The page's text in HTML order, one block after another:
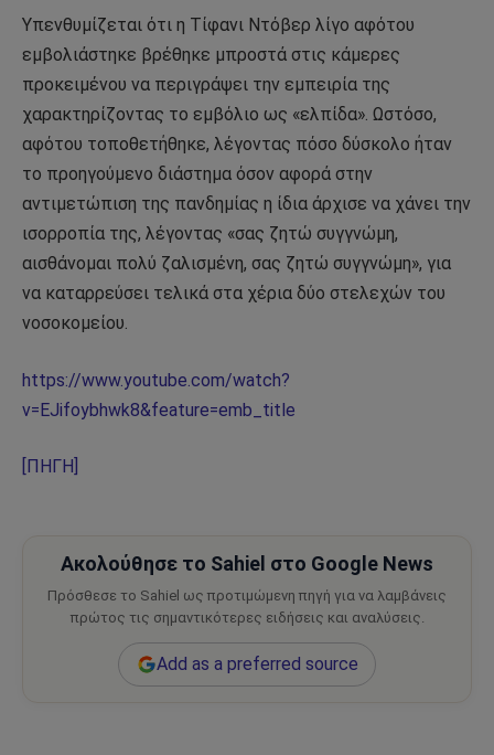
Υπενθυμίζεται ότι η Τίφανι Ντόβερ λίγο αφότου
εμβολιάστηκε βρέθηκε μπροστά στις κάμερες
προκειμένου να περιγράψει την εμπειρία της
χαρακτηρίζοντας το εμβόλιο ως «ελπίδα». Ωστόσο,
αφότου τοποθετήθηκε, λέγοντας πόσο δύσκολο ήταν
το προηγούμενο διάστημα όσον αφορά στην
αντιμετώπιση της πανδημίας η ίδια άρχισε να χάνει την
ισορροπία της, λέγοντας «σας ζητώ συγγνώμη,
αισθάνομαι πολύ ζαλισμένη, σας ζητώ συγγνώμη», για
να καταρρεύσει τελικά στα χέρια δύο στελεχών του
νοσοκομείου.
https://www.youtube.com/watch?
v=EJifoybhwk8&feature=emb_title
[ΠΗΓΗ]
Ακολούθησε το Sahiel στο Google News
Πρόσθεσε το Sahiel ως προτιμώμενη πηγή για να λαμβάνεις
πρώτος τις σημαντικότερες ειδήσεις και αναλύσεις.
Add as a preferred source